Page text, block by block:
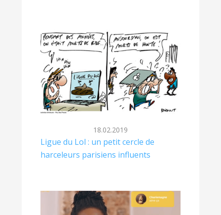
18.02.2019
Ligue du Lol : un petit cercle de
harceleurs parisiens influents